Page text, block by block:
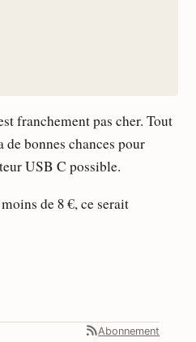
franchement pas cher. Tout
de bonnes chances pour
USB C possible.
de 8 €, ce serait
Abonnement